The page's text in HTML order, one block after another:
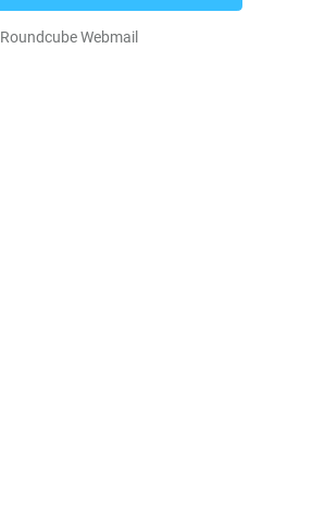
Roundcube Webmail